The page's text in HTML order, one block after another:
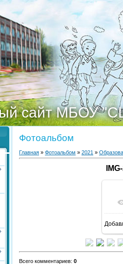
сайт МБОУ
Фотоальбом
Главная » Фотоальбом » 2021 »
Всего комментариев: 0